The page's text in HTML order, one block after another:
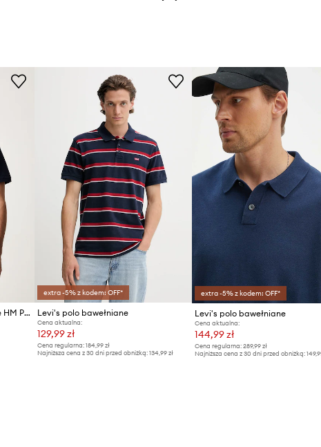
ID Produktu
Levi's polo męskie bawełniane HM POLO COSTCO
extra -5% z kodem: OFF*
Levi's polo bawełniane
Cena aktualna:
129,99 zł
Cena regularna: 184,99 zł
Najniższa cena z 30 dni przed obniżką: 134,99 zł
extra -5% z kodem: OFF*
Levi's polo bawełniane
Cena aktualna:
144,99 zł
Cena regularna: 289,99 zł
Najniższa cena z 30 dni przed obniżką: